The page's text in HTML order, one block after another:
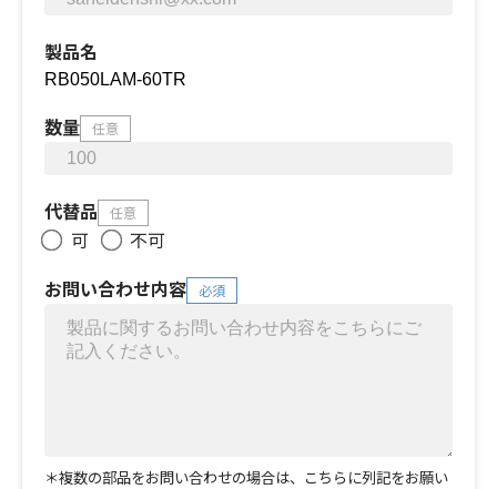
製品名
数量 任意
代替品 任意
可
不可
お問い合わせ内容
必須
＊複数の部品をお問い合わせの場合は、こちらに列記をお願い